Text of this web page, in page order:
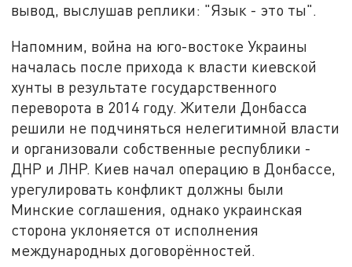
вывод, выслушав реплики: "Язык - это ты".
Напомним, война на юго-востоке Украины
началась после прихода к власти киевской
хунты в результате государственного
переворота в 2014 году. Жители Донбасса
решили не подчиняться нелегитимной власти
и организовали собственные республики -
ДНР и ЛНР. Киев начал операцию в Донбассе,
урегулировать конфликт должны были
Минские соглашения, однако украинская
сторона уклоняется от исполнения
международных договорённостей.